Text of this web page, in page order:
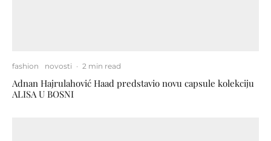
fashion novosti · 2 min read
Adnan Hajrulahović Haad predstavio novu capsule kolekciju
ALISA U BOSNI